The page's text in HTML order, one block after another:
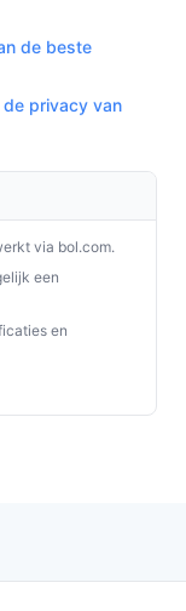
met
op
wat perfect
de beste
privacy van
via bol.com.
een
en